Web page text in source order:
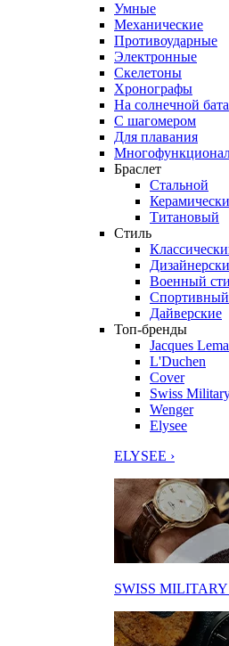
Умные
Механические
Противоударные
Электронные
Скелетоны
Хронографы
На солнечной
С шагомером
Для плавания
Браслет
Стальной
Титановый
Стиль
Военный
Спортивный
Дайверские
Топ-бренды
Jacques
L'Duchen
Cover
Swiss
Wenger
Elysee
ELYSEE ›
SWISS